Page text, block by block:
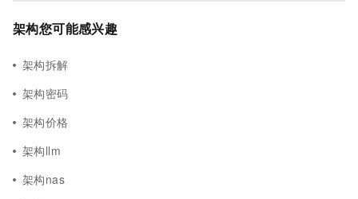
架构您可能感兴趣
架构拆解
架构密码
架构价格
架构llm
架构nas